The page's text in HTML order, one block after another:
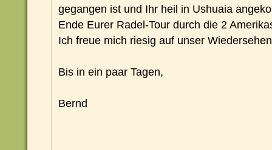
gegangen ist und Ihr heil in Ushuaia
Ende Eurer Radel-Tour durch die 2
Ich freue mich riesig auf unser
Bis in ein paar Tagen,
Bernd